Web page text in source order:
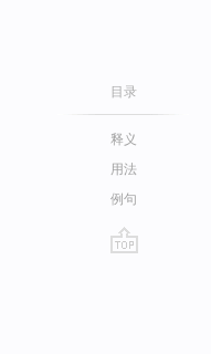
目录
释义
用法
例句